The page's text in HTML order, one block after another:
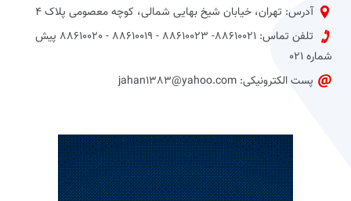
آدرس: تهران، خیابان شیخ بهایی شمالی، کوچه معصومی پلاک 4
تلفن تماس: 88610021- 88610023 - 88610019 - 88610020 پیش
شماره 021
پست الکترونیکی: jahan1383@yahoo.com